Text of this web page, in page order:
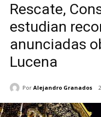
Rescate,
estudian
anunciadas
Lucena
Por Alejandro Granados